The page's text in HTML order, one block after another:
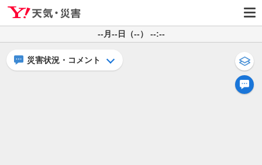
--月--日（--） --:--
災害状況・コメント